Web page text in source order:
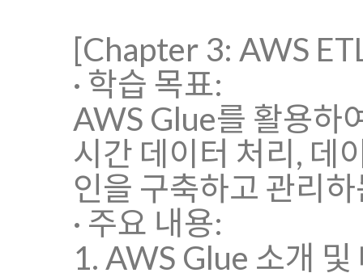
[Chapter 3: AWS
· 학습 목표:
AWS Glue를 활용하
시간 데이터 처리, 데
인을 구축하고 관리
· 주요 내용:
1. AWS Glue 소개